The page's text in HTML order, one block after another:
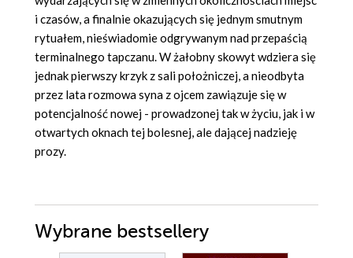
i czasów, a finalnie okazujących się jednym smutnym
rytuałem, nieświadomie odgrywanym nad przepaścią
terminalnego tapczanu. W żałobny skowyt wdziera się
jednak pierwszy krzyk z sali położniczej, a nieodbyta
przez lata rozmowa syna z ojcem zawiązuje się w
potencjalność nowej - prowadzonej tak w życiu, jak i w
otwartych oknach tej bolesnej, ale dającej nadzieję
prozy.
Wybrane bestsellery